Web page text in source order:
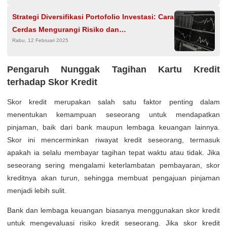
Strategi Diversifikasi Portofolio Investasi: Cara
Cerdas Mengurangi Risiko dan
Memaksimalkan Keuntungan
Rabu, 12 Februari 2025
Pengaruh Nunggak Tagihan Kartu Kredit
terhadap Skor Kredit
Skor kredit merupakan salah satu faktor penting dalam
menentukan kemampuan seseorang untuk mendapatkan
pinjaman, baik dari bank maupun lembaga keuangan lainnya.
Skor ini mencerminkan riwayat kredit seseorang, termasuk
apakah ia selalu membayar tagihan tepat waktu atau tidak. Jika
seseorang sering mengalami keterlambatan pembayaran, skor
kreditnya akan turun, sehingga membuat pengajuan pinjaman
menjadi lebih sulit.
Bank dan lembaga keuangan biasanya menggunakan skor kredit
untuk mengevaluasi risiko kredit seseorang. Jika skor kredit